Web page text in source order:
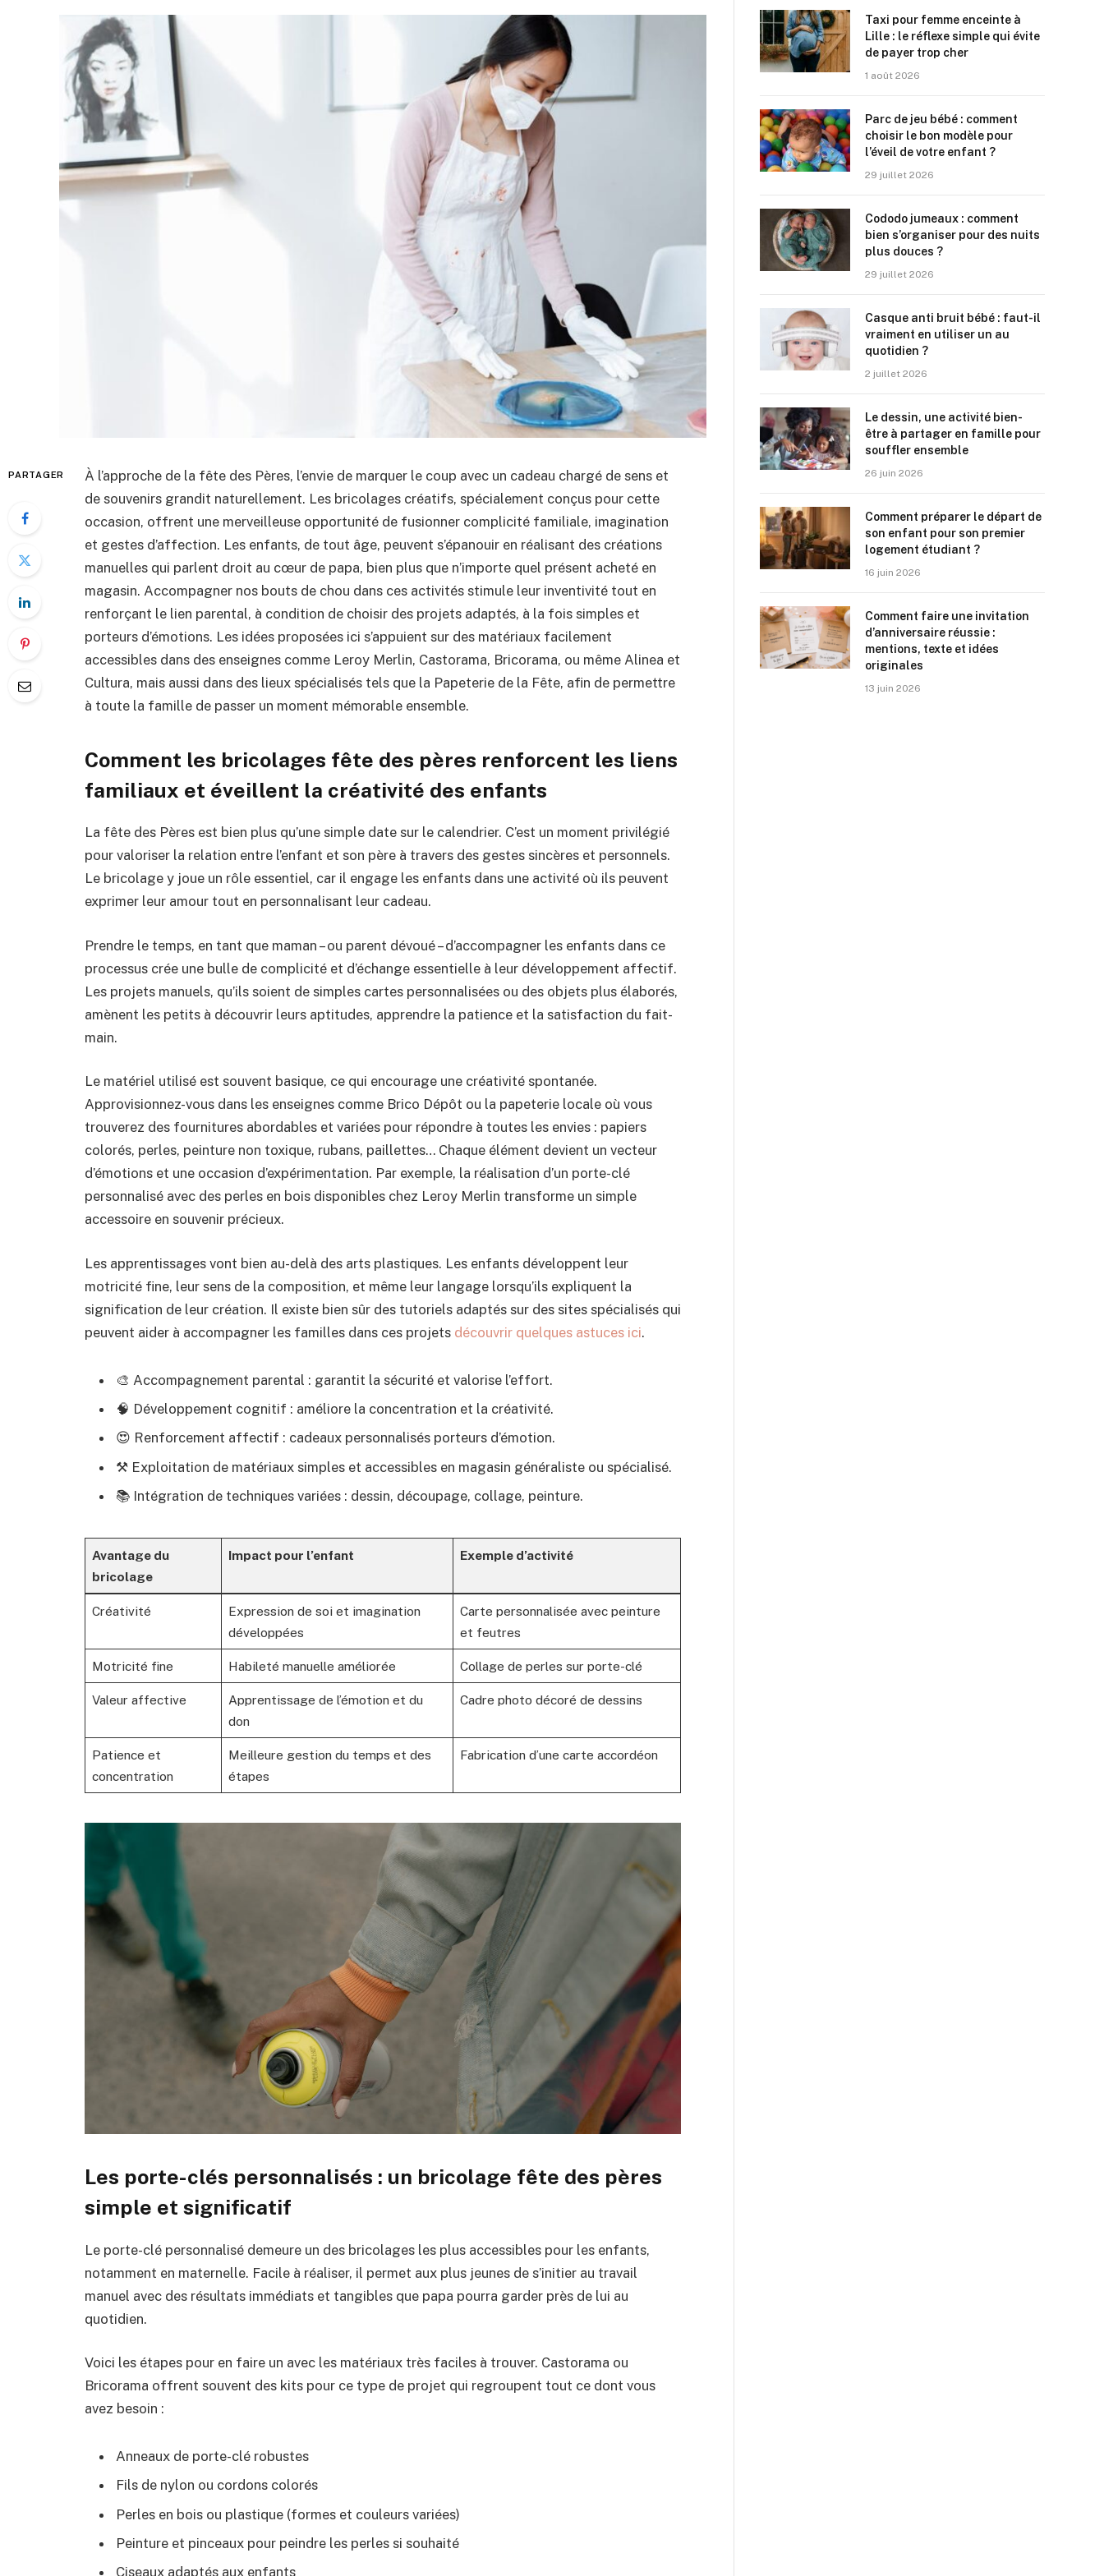
PARTAGER
À l’approche de la fête des Pères, l’envie de marquer le coup avec un cadeau chargé de sens et
de souvenirs grandit naturellement. Les bricolages créatifs, spécialement conçus pour cette
occasion, offrent une merveilleuse opportunité de fusionner complicité familiale, imagination
et gestes d’affection. Les enfants, de tout âge, peuvent s’épanouir en réalisant des créations
manuelles qui parlent droit au cœur de papa, bien plus que n’importe quel présent acheté en
magasin. Accompagner nos bouts de chou dans ces activités stimule leur inventivité tout en
renforçant le lien parental, à condition de choisir des projets adaptés, à la fois simples et
porteurs d’émotions. Les idées proposées ici s’appuient sur des matériaux facilement
accessibles dans des enseignes comme Leroy Merlin, Castorama, Bricorama, ou même Alinea et
Cultura, mais aussi dans des lieux spécialisés tels que la Papeterie de la Fête, afin de permettre
à toute la famille de passer un moment mémorable ensemble.
Comment les bricolages fête des pères renforcent les liens
familiaux et éveillent la créativité des enfants
La fête des Pères est bien plus qu’une simple date sur le calendrier. C’est un moment privilégié
pour valoriser la relation entre l’enfant et son père à travers des gestes sincères et personnels.
Le bricolage y joue un rôle essentiel, car il engage les enfants dans une activité où ils peuvent
exprimer leur amour tout en personnalisant leur cadeau.
Prendre le temps, en tant que maman – ou parent dévoué – d’accompagner les enfants dans ce
processus crée une bulle de complicité et d’échange essentielle à leur développement affectif.
Les projets manuels, qu’ils soient de simples cartes personnalisées ou des objets plus élaborés,
amènent les petits à découvrir leurs aptitudes, apprendre la patience et la satisfaction du fait-
main.
Le matériel utilisé est souvent basique, ce qui encourage une créativité spontanée.
Approvisionnez-vous dans les enseignes comme Brico Dépôt ou la papeterie locale où vous
trouverez des fournitures abordables et variées pour répondre à toutes les envies : papiers
colorés, perles, peinture non toxique, rubans, paillettes… Chaque élément devient un vecteur
d’émotions et une occasion d’expérimentation. Par exemple, la réalisation d’un porte-clé
personnalisé avec des perles en bois disponibles chez Leroy Merlin transforme un simple
accessoire en souvenir précieux.
Les apprentissages vont bien au-delà des arts plastiques. Les enfants développent leur
motricité fine, leur sens de la composition, et même leur langage lorsqu’ils expliquent la
signification de leur création. Il existe bien sûr des tutoriels adaptés sur des sites spécialisés qui
peuvent aider à accompagner les familles dans ces projets découvrir quelques astuces ici.
🎨 Accompagnement parental : garantit la sécurité et valorise l’effort.
🧠 Développement cognitif : améliore la concentration et la créativité.
😍 Renforcement affectif : cadeaux personnalisés porteurs d’émotion.
⚒️ Exploitation de matériaux simples et accessibles en magasin généraliste ou spécialisé.
📚 Intégration de techniques variées : dessin, découpage, collage, peinture.
Avantage du
bricolage
Impact pour l’enfant Exemple d’activité
Créativité
Expression de soi et imagination
développées
Carte personnalisée avec peinture
et feutres
Motricité fine Habileté manuelle améliorée Collage de perles sur porte-clé
Valeur affective
Apprentissage de l’émotion et du
don
Cadre photo décoré de dessins
Patience et
concentration
Meilleure gestion du temps et des
étapes
Fabrication d’une carte accordéon
Les porte-clés personnalisés : un bricolage fête des pères
simple et significatif
Le porte-clé personnalisé demeure un des bricolages les plus accessibles pour les enfants,
notamment en maternelle. Facile à réaliser, il permet aux plus jeunes de s’initier au travail
manuel avec des résultats immédiats et tangibles que papa pourra garder près de lui au
quotidien.
Voici les étapes pour en faire un avec les matériaux très faciles à trouver. Castorama ou
Bricorama offrent souvent des kits pour ce type de projet qui regroupent tout ce dont vous
avez besoin :
Anneaux de porte-clé robustes
Fils de nylon ou cordons colorés
Perles en bois ou plastique (formes et couleurs variées)
Peinture et pinceaux pour peindre les perles si souhaité
Ciseaux adaptés aux enfants
Taxi pour femme enceinte à
Lille : le réflexe simple qui évite
de payer trop cher
1 août 2026
Parc de jeu bébé : comment
choisir le bon modèle pour
l’éveil de votre enfant ?
29 juillet 2026
Cododo jumeaux : comment
bien s’organiser pour des nuits
plus douces ?
29 juillet 2026
Casque anti bruit bébé : faut-il
vraiment en utiliser un au
quotidien ?
2 juillet 2026
Le dessin, une activité bien-
être à partager en famille pour
souffler ensemble
26 juin 2026
Comment préparer le départ de
son enfant pour son premier
logement étudiant ?
16 juin 2026
Comment faire une invitation
d’anniversaire réussie :
mentions, texte et idées
originales
13 juin 2026